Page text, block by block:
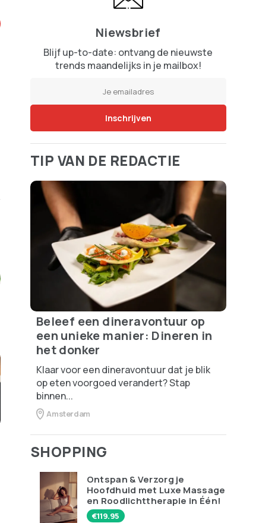
Niewsbrief
Blijf up-to-date: ontvang de nieuwste
trends maandelijks in je mailbox!
TIP VAN DE REDACTIE
Beleef een dineravontuur op
een unieke manier: Dineren in
het donker
Klaar voor een dineravontuur dat je blik
op eten voorgoed verandert? Stap
binnen...
Amsterdam
SHOPPING
Ontspan & Verzorg je
Hoofdhuid met Luxe Massage
en Roodlichttherapie in Één!
€119.95